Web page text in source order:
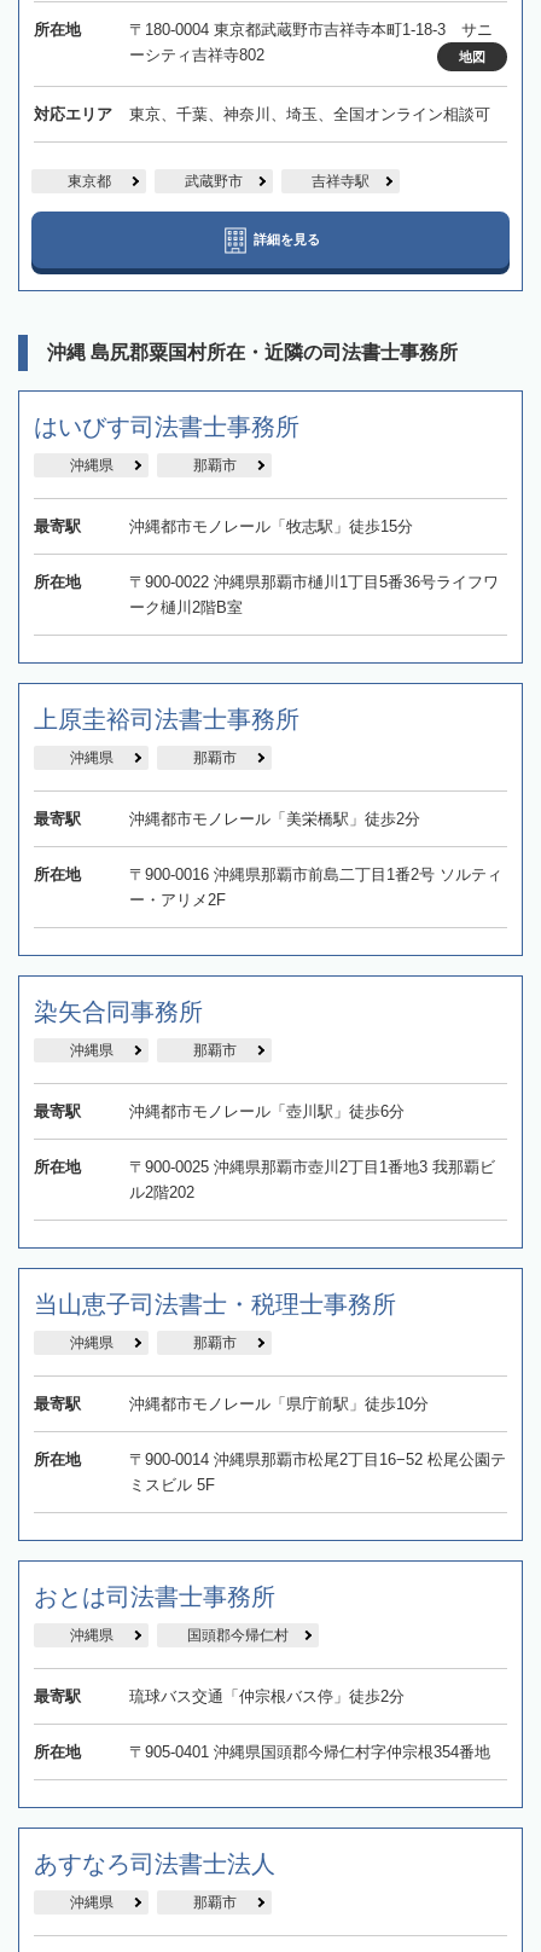
所在地
〒180-0004 東京都武蔵野市吉祥寺本町1-18-3 サニ
ーシティ吉祥寺802
地図
対応エリア 東京、千葉、神奈川、埼玉、全国オンライン相談可
東京都 武蔵野市 吉祥寺駅
詳細を見る
沖縄 島尻郡粟国村所在・近隣の司法書士事務所
はいびす司法書士事務所
沖縄県 那覇市
最寄駅 沖縄都市モノレール「牧志駅」徒歩15分
所在地
〒900-0022 沖縄県那覇市樋川1丁目5番36号ライフワ
ーク樋川2階B室
上原圭裕司法書士事務所
沖縄県 那覇市
最寄駅 沖縄都市モノレール「美栄橋駅」徒歩2分
所在地
〒900-0016 沖縄県那覇市前島二丁目1番2号 ソルティ
ー・アリメ2F
染矢合同事務所
沖縄県 那覇市
最寄駅 沖縄都市モノレール「壺川駅」徒歩6分
所在地
〒900-0025 沖縄県那覇市壺川2丁目1番地3 我那覇ビ
ル2階202
当山恵子司法書士・税理士事務所
沖縄県 那覇市
最寄駅 沖縄都市モノレール「県庁前駅」徒歩10分
所在地
〒900-0014 沖縄県那覇市松尾2丁目16−52 松尾公園テ
ミスビル 5F
おとは司法書士事務所
沖縄県 国頭郡今帰仁村
最寄駅 琉球バス交通「仲宗根バス停」徒歩2分
所在地 〒905-0401 沖縄県国頭郡今帰仁村字仲宗根354番地
あすなろ司法書士法人
沖縄県 那覇市